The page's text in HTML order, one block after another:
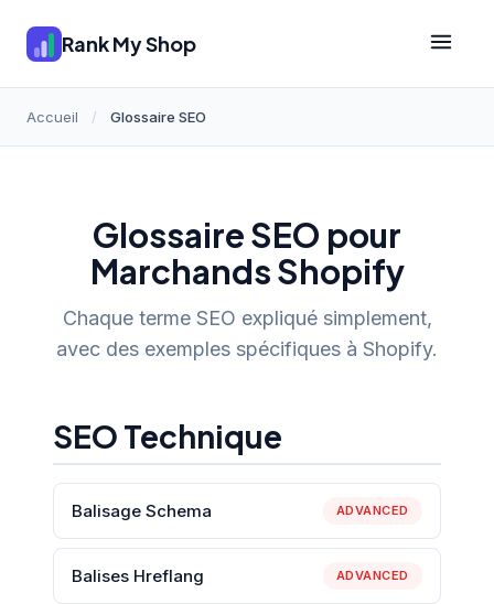
Rank My Shop
Accueil / Glossaire SEO
Glossaire SEO pour
Marchands Shopify
Chaque terme SEO expliqué simplement,
avec des exemples spécifiques à Shopify.
SEO Technique
Balisage Schema ADVANCED
Balises Hreflang ADVANCED